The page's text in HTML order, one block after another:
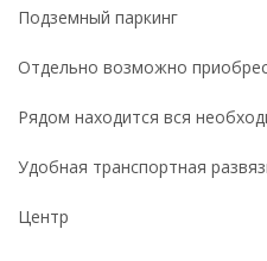
Подземный паркинг
Отдельно возможно
Рядом находится вся
Удобная транспортная
Центр